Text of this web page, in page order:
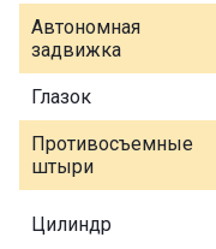
Автономная
задвижка
Глазок
Противосъемные
штыри
Цилиндр